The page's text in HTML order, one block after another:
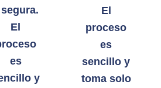
El
es
y
El
proceso
es
sencillo y
toma solo